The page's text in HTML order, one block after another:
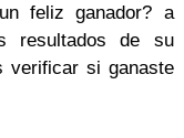
feliz ganador? a
resultados de su
verificar si ganaste